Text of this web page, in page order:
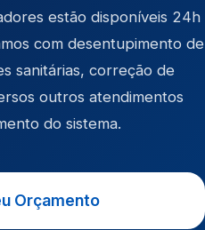
estão disponíveis 24h
com desentupimento de
sanitárias, correção de
outros atendimentos
do sistema.
Orçamento